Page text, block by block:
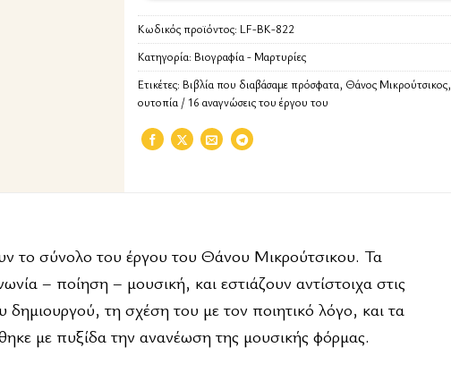
Κωδικός προϊόντος: LF-BK-822
Κατηγορία: Βιογραφία - Μαρτυρίες
Ετικέτες: Βιβλία που διαβάσαμε πρόσφατα, Θάνος Μικρούτσικος,
ουτοπία / 16 αναγνώσεις του έργου του
το σύνολο του έργου του Θάνου Μικρούτσικου. Τα
– ποίηση – μουσική, και εστιάζουν αντίστοιχα στις
δημιουργού, τη σχέση του με τον ποιητικό λόγο, και τα
με πυξίδα την ανανέωση της μουσικής φόρμας.